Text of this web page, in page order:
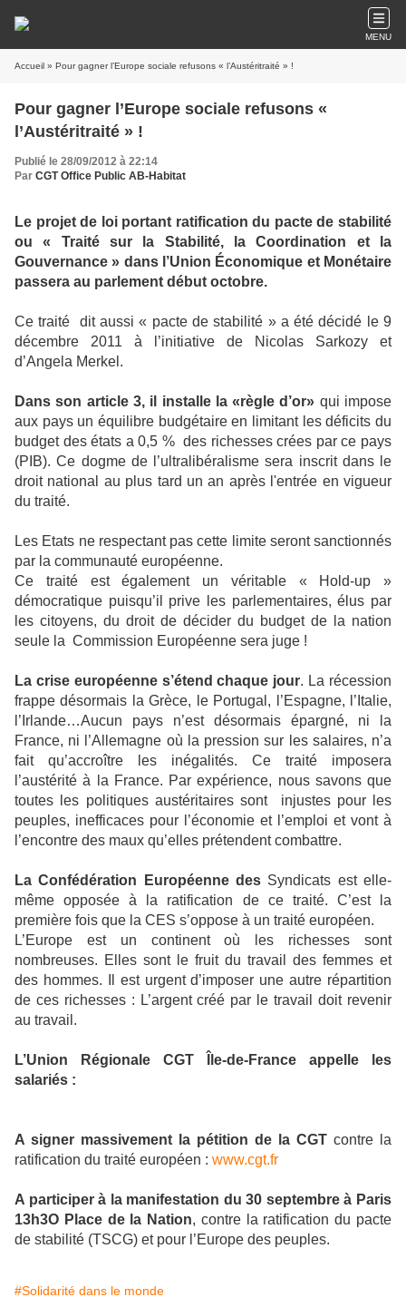
MENU
Accueil » Pour gagner l’Europe sociale refusons « l’Austéritraité » !
Pour gagner l’Europe sociale refusons «
l’Austéritraité » !
Publié le 28/09/2012 à 22:14
Par CGT Office Public AB-Habitat
Le projet de loi portant ratification du pacte de stabilité
ou «
Traité sur la Stabilité, la
Coordination et la
Gouvernance » dans l’Union Économique et Monétaire
passera au parlement début octobre.
Ce traité dit aussi « pacte de stabilité » a été décidé le 9
décembre 2011 à l’initiative de Nicolas Sarkozy et
d’Angela Merkel.
Dans son article 3, il installe la «règle d’or» qui impose
aux pays un équilibre budgétaire en limitant les déficits du
budget des états a 0,5 % des richesses crées par ce pays
(PIB). Ce dogme de l’ultralibéralisme sera inscrit dans le
droit national au plus tard un an après l'entrée en vigueur
du traité.
Les Etats ne respectant pas cette limite seront sanctionnés
par la communauté européenne.
Ce traité est également un véritable « Hold-up »
démocratique puisqu’il prive les parlementaires, élus par
les citoyens, du droit de décider du budget de la nation
seule la Commission Européenne sera juge !
La crise européenne s’étend chaque jour. La récession
frappe désormais la Grèce, le Portugal, l’Espagne, l’Italie,
l’Irlande…Aucun pays n’est désormais épargné, ni la
France, ni l’Allemagne où la pression sur les salaires, n’a
fait qu’accroître les inégalités. Ce traité imposera
l’austérité à la France. Par expérience, nous savons que
toutes les politiques austéritaires sont injustes pour les
peuples, inefficaces pour l’économie et l’emploi et vont à
l’encontre des maux qu’elles prétendent combattre.
La Confédération Européenne des Syndicats est elle-
même opposée à la ratification de ce traité. C’est la
première fois que la CES s’oppose à un traité européen.
L’Europe est un continent où les richesses sont
nombreuses. Elles sont le fruit du travail des femmes et
des hommes. Il est urgent d’imposer une autre répartition
de ces richesses : L’argent créé par le travail doit revenir
au travail.
L’Union Régionale CGT Île-de-France
appelle les
salariés :
A signer massivement la pétition de la CGT contre la
ratification du traité européen : www.cgt.fr
A participer à la manifestation du 30 septembre à Paris
13h3O Place de la Nation, contre la ratification du pacte
de stabilité (TSCG) et pour l’Europe des peuples.
#Solidarité dans le monde